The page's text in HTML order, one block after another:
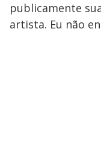
publicamente
artista. Eu não